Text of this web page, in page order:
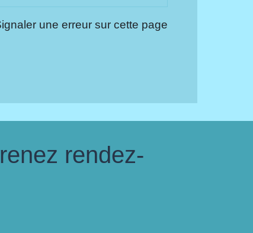
une erreur sur cette page
rendez-